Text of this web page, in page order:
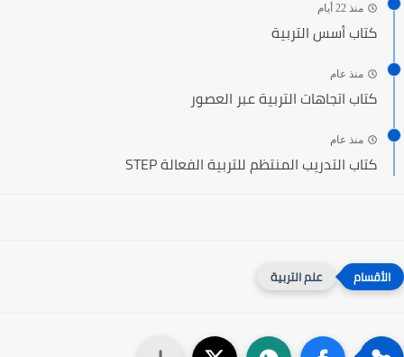
منذ 22 أيام
كتاب أسس التربية
منذ عام
كتاب اتجاهات التربية عبر العصور
منذ عام
كتاب التدريب المنتظم للتربية الفعالة STEP
علم التربية